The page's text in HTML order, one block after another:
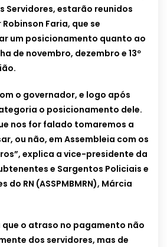
Servidores, estarão reunidos
Faria, que se
um posicionamento quanto ao
de novembro, dezembro e 13º
o governador, e logo após
o posicionamento dele.
nos for falado tomaremos a
ou não, em Assembleia com os
explica a vice-presidente da
e Sargentos Policiais e
do RN (ASSPMBMRN), Márcia
o atraso no pagamento não
dos servidores, mas de